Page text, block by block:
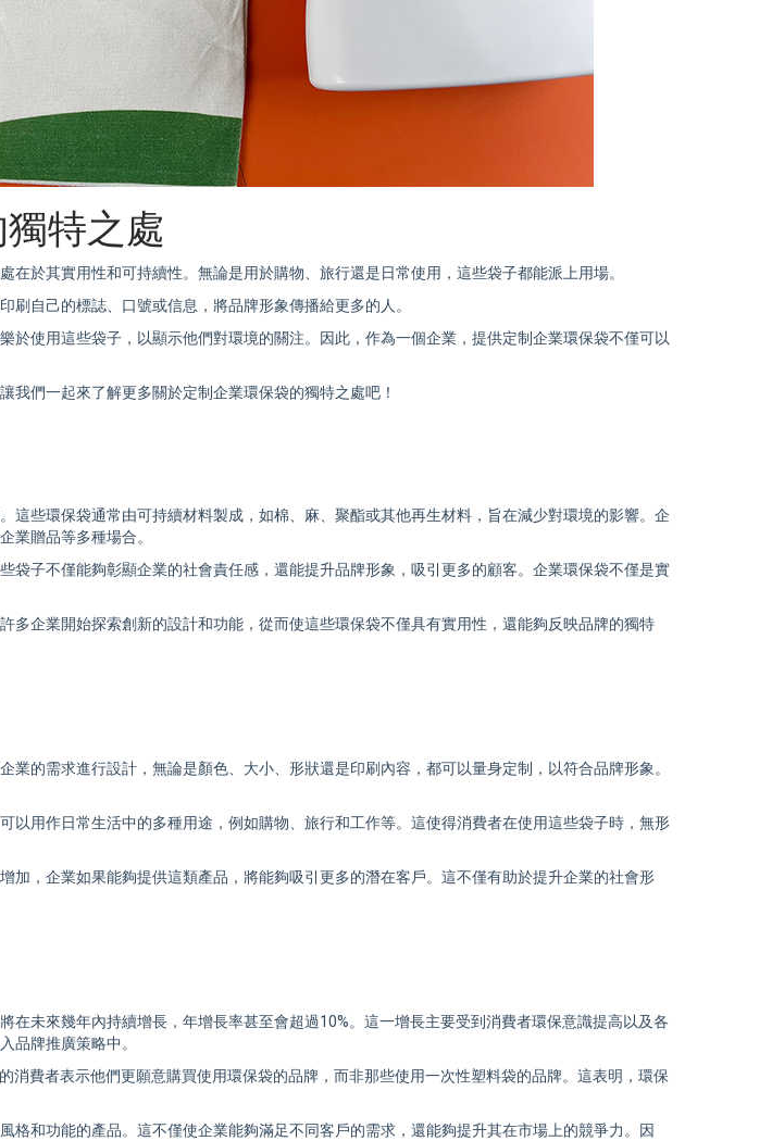
獨特之處
在於其實用性和可持續性。無論是用於購物、旅行還是日常使用，這些袋子都能派上用場。
自己的標誌、口號或信息，將品牌形象傳播給更多的人。
於使用這些袋子，以顯示他們對環境的關注。因此，作為一個企業，提供定制企業環保袋不僅可以
我們一起來了解更多關於定制企業環保袋的獨特之處吧！
這些環保袋通常由可持續材料製成，如棉、麻、聚酯或其他再生材料，旨在減少對環境的影響。企
業贈品等多種場合。
袋子不僅能夠彰顯企業的社會責任感，還能提升品牌形象，吸引更多的顧客。企業環保袋不僅是實
多企業開始探索創新的設計和功能，從而使這些環保袋不僅具有實用性，還能夠反映品牌的獨特
的需求進行設計，無論是顏色、大小、形狀還是印刷內容，都可以量身定制，以符合品牌形象。
以用作日常生活中的多種用途，例如購物、旅行和工作等。這使得消費者在使用這些袋子時，無形
加，企業如果能夠提供這類產品，將能夠吸引更多的潛在客戶。這不僅有助於提升企業的社會形
在未來幾年內持續增長，年增長率甚至會超過10%。這一增長主要受到消費者環保意識提高以及各
品牌推廣策略中。
消費者表示他們更願意購買使用環保袋的品牌，而非那些使用一次性塑料袋的品牌。這表明， 環保
格和功能的產品。這不僅使企業能夠滿足不同客戶的需求，還能夠提升其在市場上的競爭力。因
清除所有